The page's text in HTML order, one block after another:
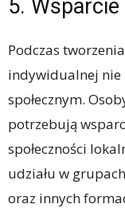
5. Wsparcie
Podczas
indywidualnej nie
społecznym.
potrzebują
społeczności
udziału w
oraz innych